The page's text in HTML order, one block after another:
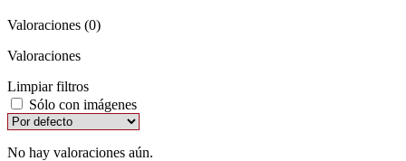
Valoraciones (0)
Valoraciones
Limpiar filtros
Sólo con imágenes
No hay valoraciones aún.